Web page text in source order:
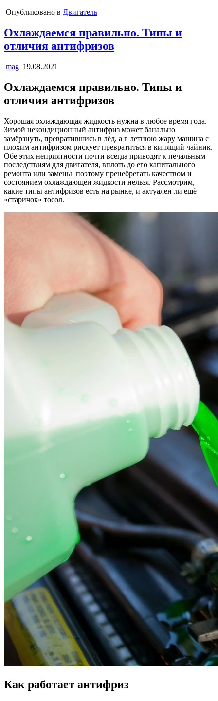
Опубликовано в Двигатель
Охлаждаемся правильно. Типы и
отличия антифризов
mag 19.08.2021
Охлаждаемся правильно. Типы и
отличия антифризов
Хорошая охлаждающая жидкость нужна в любое время года.
Зимой некондиционный антифриз может банально
замёрзнуть, превратившись в лёд, а в летнюю жару машина с
плохим антифризом рискует превратиться в кипящий чайник.
Обе этих неприятности почти всегда приводят к печальным
последствиям для двигателя, вплоть до его капитального
ремонта или замены, поэтому пренебрегать качеством и
состоянием охлаждающей жидкости нельзя. Рассмотрим,
какие типы антифризов есть на рынке, и актуален ли ещё
«старичок» тосол.
Как работает антифриз